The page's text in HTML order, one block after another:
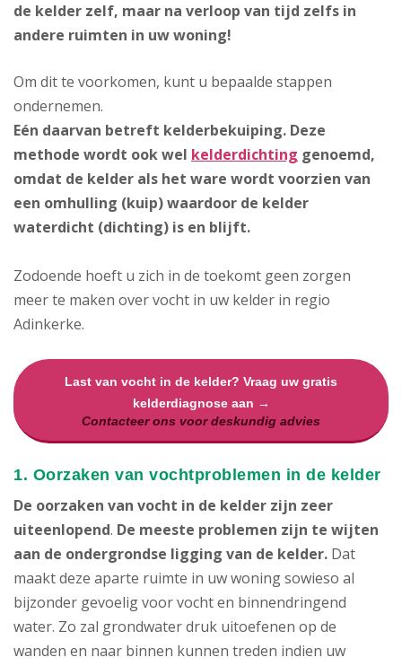
de kelder zelf, maar na verloop van tijd zelfs in
andere ruimten in uw woning!
Om dit te voorkomen, kunt u bepaalde stappen
ondernemen.
Eén daarvan betreft kelderbekuiping. Deze
methode wordt ook wel kelderdichting genoemd,
omdat de kelder als het ware wordt voorzien van
een omhulling (kuip) waardoor de kelder
waterdicht (dichting) is en blijft.
Zodoende hoeft u zich in de toekomt geen zorgen
meer te maken over vocht in uw kelder in regio
Adinkerke.
Last van vocht in de kelder? Vraag uw gratis
kelderdiagnose aan →
Contacteer ons voor deskundig advies
1. Oorzaken van vochtproblemen in de kelder
De oorzaken van vocht in de kelder zijn zeer
uiteenlopend. De meeste problemen zijn te wijten
aan de ondergrondse ligging van de kelder. Dat
maakt deze aparte ruimte in uw woning sowieso al
bijzonder gevoelig voor vocht en binnendringend
water. Zo zal grondwater druk uitoefenen op de
wanden en naar binnen kunnen treden indien uw